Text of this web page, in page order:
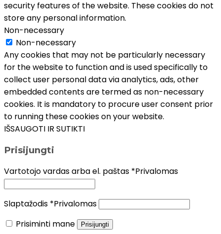
security features of the website. These cookies do not
store any personal information.
Non-necessary
Non-necessary
Any cookies that may not be particularly necessary
for the website to function and is used specifically to
collect user personal data via analytics, ads, other
embedded contents are termed as non-necessary
cookies. It is mandatory to procure user consent prior
to running these cookies on your website.
IŠSAUGOTI IR SUTIKTI
Prisijungti
Vartotojo vardas arba el. paštas *Privalomas
Slaptažodis *Privalomas
Prisiminti mane
Prisijungti